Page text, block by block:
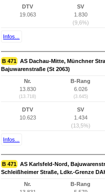
DTV
19.063
SV
1.830
(9,6%)
Infos...
B 471 AS Dachau-Mitte, Münchner
Bajuwarenstraße (St 2063)
Nr.
13.830
(13.718)
B-Rang
6.026
(3.645)
DTV
10.623
SV
1.434
(13,5%)
Infos...
B 471 AS Karlsfeld-Nord,
Schleißheimer Straße, Ldkr.-Grenze
Nr.
B-Rang